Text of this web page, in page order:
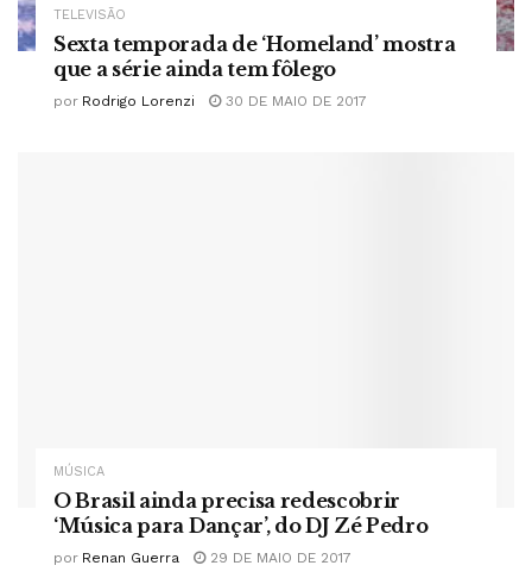
TELEVISÃO
Sexta temporada de ‘Homeland’ mostra
que a série ainda tem fôlego
por Rodrigo Lorenzi 30 DE MAIO DE 2017
MÚSICA
O Brasil ainda precisa redescobrir
‘Música para Dançar’, do DJ Zé Pedro
por Renan Guerra 29 DE MAIO DE 2017